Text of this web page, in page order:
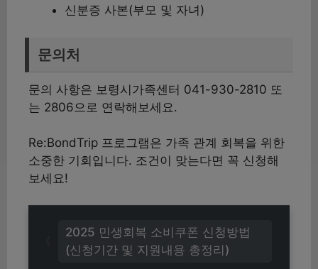
신분증 사본(부모 및 자녀)
문의처
문의 사항은 보령시가족센터 041-930-2810 또
는 2806으로 연락해보세요.
Re:BondTrip 프로그램은 가족 관계 회복을 위한
소중한 기회입니다. 조건이 맞는다면 꼭 신청해
보세요!
2025 민생회복 소비쿠폰 신청방법
(신청기간 및 지원내용 총정리)